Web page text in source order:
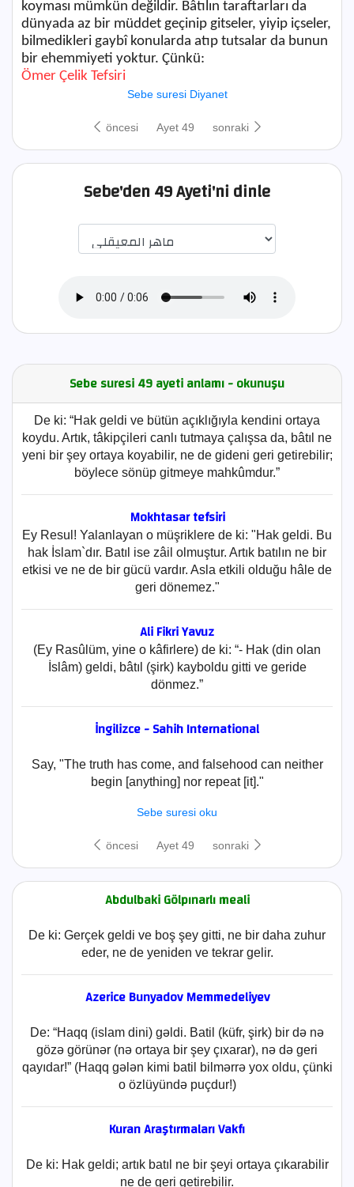
koyması mümkün değildir. Bâtılın taraftarları da
dünyada az bir müddet geçinip gitseler, yiyip içseler,
bilmedikleri gaybî konularda atıp tutsalar da bunun
bir ehemmiyeti yoktur. Çünkü:
Ömer Çelik Tefsiri
Sebe suresi Diyanet
öncesi Ayet 49 sonraki
Sebe'den 49 Ayeti'ni dinle
Sebe suresi 49 ayeti anlamı - okunuşu
De ki: “Hak geldi ve bütün açıklığıyla kendini ortaya
koydu. Artık, tâkipçileri canlı tutmaya çalışsa da, bâtıl ne
yeni bir şey ortaya koyabilir, ne de gideni geri getirebilir;
böylece sönüp gitmeye mahkûmdur.”
Mokhtasar tefsiri
Ey Resul! Yalanlayan o müşriklere de ki: "Hak geldi. Bu
hak İslam`dır. Batıl ise zâil olmuştur. Artık batılın ne bir
etkisi ve ne de bir gücü vardır. Asla etkili olduğu hâle de
geri dönemez."
Ali Fikri Yavuz
(Ey Rasûlüm, yine o kâfirlere) de ki: “- Hak (din olan
İslâm) geldi, bâtıl (şirk) kayboldu gitti ve geride
dönmez.”
İngilizce - Sahih International
Say, "The truth has come, and falsehood can neither
begin [anything] nor repeat [it]."
Sebe suresi oku
öncesi Ayet 49 sonraki
Abdulbaki Gölpınarlı meali
De ki: Gerçek geldi ve boş şey gitti, ne bir daha zuhur
eder, ne de yeniden ve tekrar gelir.
Azerice Bunyadov Memmedeliyev
De: “Haqq (islam dini) gəldi. Batil (küfr, şirk) bir də nə
gözə görünər (nə ortaya bir şey çıxarar), nə də geri
qayıdar!” (Haqq gələn kimi batil bilmərrə yox oldu, çünki
o özlüyündə puçdur!)
Kuran Araştırmaları Vakfı
De ki: Hak geldi; artık batıl ne bir şeyi ortaya çıkarabilir
ne de geri getirebilir.